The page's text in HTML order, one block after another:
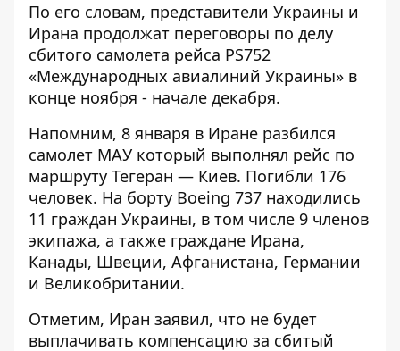
По его словам, представители Украины и
Ирана продолжат переговоры по делу
сбитого самолета рейса PS752
«Международных авиалиний Украины» в
конце ноября - начале декабря.
Напомним, 8 января в Иране разбился
самолет МАУ который выполнял рейс по
маршруту Тегеран — Киев. Погибли 176
человек. На борту Boeing 737 находились
11 граждан Украины, в том числе 9 членов
экипажа, а также граждане Ирана,
Канады, Швеции, Афганистана, Германии
и Великобритании.
Отметим, Иран заявил, что не будет
выплачивать компенсацию за сбитый